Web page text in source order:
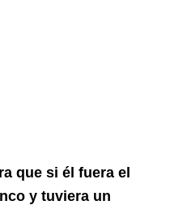
que si él fuera el
y tuviera un